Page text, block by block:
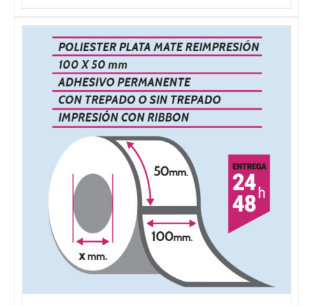
36,00€
hasta
200,00€